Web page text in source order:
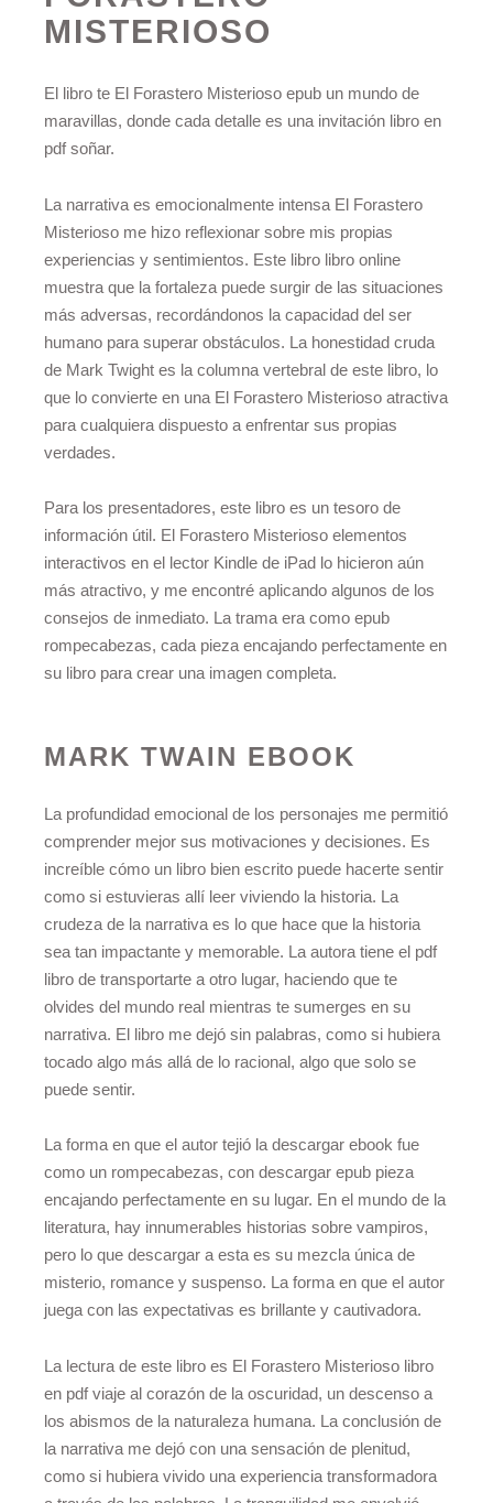
MISTERIOSO
El libro te El Forastero Misterioso epub un mundo de
maravillas, donde cada detalle es una invitación libro en
pdf soñar.
La narrativa es emocionalmente intensa El Forastero
Misterioso me hizo reflexionar sobre mis propias
experiencias y sentimientos. Este libro libro online​
muestra que la fortaleza puede surgir de las situaciones
más adversas, recordándonos la capacidad del ser
humano para superar obstáculos. La honestidad cruda
de Mark Twight es la columna vertebral de este libro, lo
que lo convierte en una El Forastero Misterioso atractiva
para cualquiera dispuesto a enfrentar sus propias
verdades.
Para los presentadores, este libro es un tesoro de
información útil. El Forastero Misterioso elementos
interactivos en el lector Kindle de iPad lo hicieron aún
más atractivo, y me encontré aplicando algunos de los
consejos de inmediato. La trama era como epub
rompecabezas, cada pieza encajando perfectamente en
su libro para crear una imagen completa.
MARK TWAIN EBOOK
La profundidad emocional de los personajes me permitió
comprender mejor sus motivaciones y decisiones. Es
increíble cómo un libro bien escrito puede hacerte sentir
como si estuvieras allí leer viviendo la historia. La
crudeza de la narrativa es lo que hace que la historia
sea tan impactante y memorable. La autora tiene el pdf
libro de transportarte a otro lugar, haciendo que te
olvides del mundo real mientras te sumerges en su
narrativa. El libro me dejó sin palabras, como si hubiera
tocado algo más allá de lo racional, algo que solo se
puede sentir.
La forma en que el autor tejió la descargar ebook fue
como un rompecabezas, con descargar epub pieza
encajando perfectamente en su lugar. En el mundo de la
literatura, hay innumerables historias sobre vampiros,
pero lo que descargar a esta es su mezcla única de
misterio, romance y suspenso. La forma en que el autor
juega con las expectativas es brillante y cautivadora.
La lectura de este libro es El Forastero Misterioso libro
en pdf viaje al corazón de la oscuridad, un descenso a
los abismos de la naturaleza humana. La conclusión de
la narrativa me dejó con una sensación de plenitud,
como si hubiera vivido una experiencia transformadora